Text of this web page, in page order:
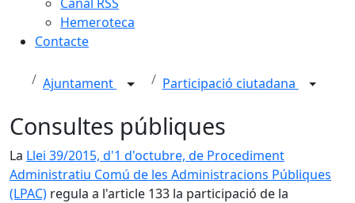
Hemeroteca
Contacte
Ajuntament Participació ciutadana
Consultes públiques
La Llei 39/2015, d'1 d'octubre, de Procediment
Administratiu Comú de les Administracions Públiques
(LPAC) regula a l'article 133 la participació de la